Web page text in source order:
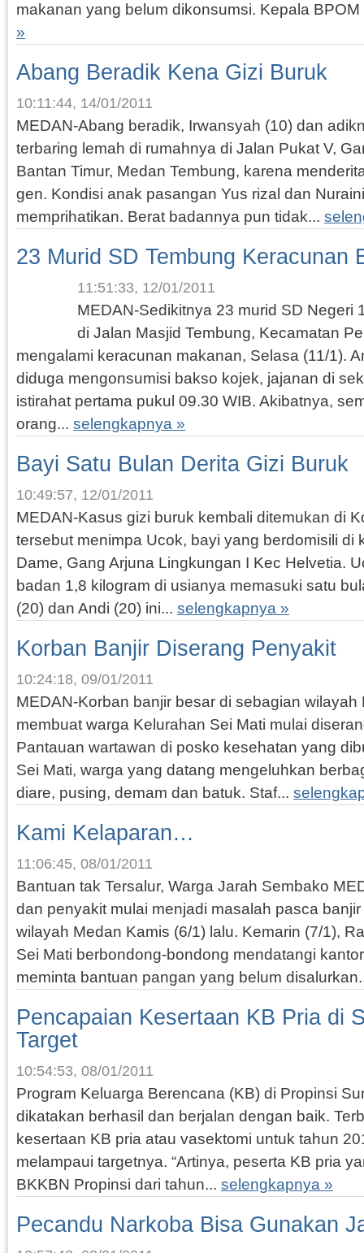
makanan yang belum dikonsumsi. Kepala
»
Abang Beradik Kena Gizi Buruk
10:11:44, 14/01/2011
MEDAN-Abang beradik, Irwansyah (10) dan
terbaring lemah di rumahnya di Jalan Pukat V,
Bantan Timur, Medan Tembung, karena
gen. Kondisi anak pasangan Yus rizal dan
memprihatikan. Berat badannya pun tidak...
23 Murid SD Tembung Keracunan
11:51:33, 12/01/2011
MEDAN-Sedikitnya 23 murid SD Negeri
di Jalan Masjid Tembung, Kecamatan
mengalami keracunan makanan, Selasa (11/1).
diduga mengonsumisi bakso kojek, jajanan di
istirahat pertama pukul 09.30 WIB. Akibatnya,
orang... selengkapnya »
Bayi Satu Bulan Derita Gizi Buruk
10:49:57, 12/01/2011
MEDAN-Kasus gizi buruk kembali ditemukan di
tersebut menimpa Ucok, bayi yang berdomisili di
Dame, Gang Arjuna Lingkungan I Kec Helvetia.
badan 1,8 kilogram di usianya memasuki satu
(20) dan Andi (20) ini... selengkapnya »
Korban Banjir Diserang Penyakit
10:24:18, 09/01/2011
MEDAN-Korban banjir besar di sebagian wilayah
membuat warga Kelurahan Sei Mati mulai
Pantauan wartawan di posko kesehatan yang
Sei Mati, warga yang datang mengeluhkan
diare, pusing, demam dan batuk. Staf...
Kami Kelaparan…
11:06:45, 08/01/2011
Bantuan tak Tersalur, Warga Jarah Sembako
dan penyakit mulai menjadi masalah pasca
wilayah Medan Kamis (6/1) lalu. Kemarin (7/1),
Sei Mati berbondong-bondong mendatangi
meminta bantuan pangan yang belum
Pencapaian Kesertaan KB Pria di
Target
10:54:53, 08/01/2011
Program Keluarga Berencana (KB) di Propinsi
dikatakan berhasil dan berjalan dengan baik.
kesertaan KB pria atau vasektomi untuk tahun
melampaui targetnya. “Artinya, peserta KB pria
BKKBN Propinsi dari tahun... selengkapnya »
Pecandu Narkoba Bisa Gunakan